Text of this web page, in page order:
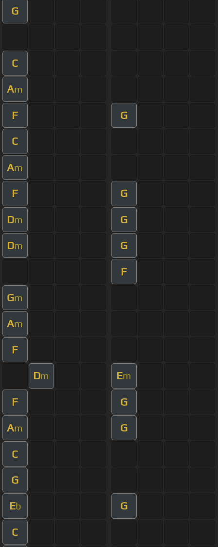
G
C
Am
F G
C
Am
F G
Dm G
Dm G
F
Gm
Am
F
Dm Em
F G
Am G
C
G
Eb G
C